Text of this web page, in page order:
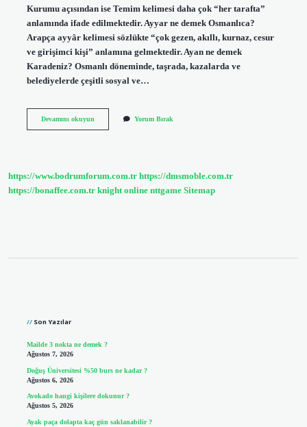
Kurumu açısından ise Temim kelimesi daha çok “her tarafta”
anlamında ifade edilmektedir. Ayyar ne demek Osmanlıca?
Arapça ayyâr kelimesi sözlükte “çok gezen, akıllı, kurnaz, cesur
ve girişimci kişi” anlamına gelmektedir. Ayan ne demek
Karadeniz? Osmanlı döneminde, taşrada, kazalarda ve
belediyelerde çeşitli sosyal ve…
Devamını okuyunItyân
Yorum Bırak
https://www.bodrumforum.com.tr https://dmsmoble.com.tr
https://bonaffee.com.tr knight online nttgame Sitemap
Son Yazılar
Mailde 3 nokta ne demek ?
Ağustos 7, 2026
Doğuş Üniversitesi %50 burs ne kadar ?
Ağustos 6, 2026
Avokado hangi kişilere dokunur ?
Ağustos 5, 2026
Ayak paça dolapta kaç gün saklanabilir ?